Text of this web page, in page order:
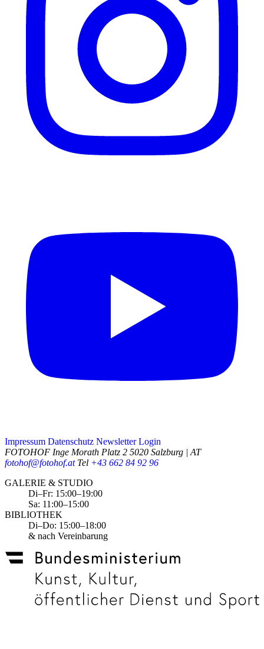
Impressum Datenschutz Newsletter Login
FOTOHOF Inge Morath Platz 2 5020 Salzburg | AT
fotohof@fotohof.at Tel +43 662 84 92 96
Opening Hours
GALERIE & STUDIO
Di–Fr: 15:00–19:00
Sa: 11:00–15:00
BIBLIOTHEK
Di–Do: 15:00–18:00
& nach Vereinbarung